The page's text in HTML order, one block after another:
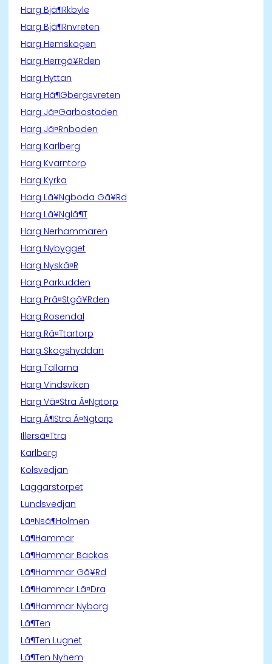
Harg Bjã¶Rkbyle
Harg Bjã¶Rnvreten
Harg Hemskogen
Harg Herrgã¥Rden
Harg Hyttan
Harg Hã¶Gbergsvreten
Harg Jã¤Garbostaden
Harg Jã¤Rnboden
Harg Karlberg
Harg Kvarntorp
Harg Kyrka
Harg Lã¥Ngboda Gã¥Rd
Harg Lã¥Nglã¶T
Harg Nerhammaren
Harg Nybygget
Harg Nyskã¤R
Harg Parkudden
Harg Prã¤Stgã¥Rden
Harg Rosendal
Harg Rã¤Ttartorp
Harg Skogshyddan
Harg Tallarna
Harg Vindsviken
Harg Vã¤Stra Ã¤Ngtorp
Harg Ã¶Stra Ã¤Ngtorp
Illersã¤Ttra
Karlberg
Kolsvedjan
Laggarstorpet
Lundsvedjan
Lã¤Nsã¶Holmen
Lã¶Hammar
Lã¶Hammar Backas
Lã¶Hammar Gã¥Rd
Lã¶Hammar Lã¤Dra
Lã¶Hammar Nyborg
Lã¶Ten
Lã¶Ten Lugnet
Lã¶Ten Nyhem